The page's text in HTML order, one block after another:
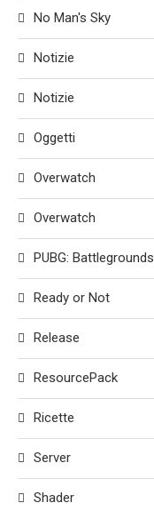
No Man's Sky
Notizie
Notizie
Oggetti
Overwatch
Overwatch
PUBG: Battlegrounds
Ready or Not
Release
ResourcePack
Ricette
Server
Shader